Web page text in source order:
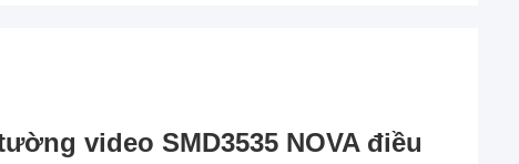
video SMD3535 NOVA điều